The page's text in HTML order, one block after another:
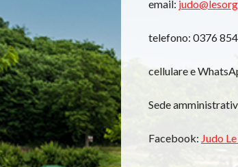
email:
telefono: 0376
cellulare e
Sede
Facebook: Judo